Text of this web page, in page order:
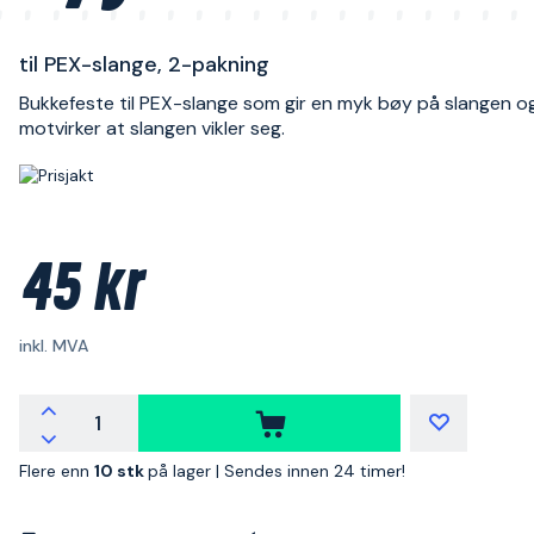
til PEX-slange, 2-pakning
Bukkefeste til PEX-slange som gir en myk bøy på slangen
motvirker at slangen vikler seg.
45 kr
inkl. MVA
Flere enn 10 stkpå lager | Sendes innen 24 timer!